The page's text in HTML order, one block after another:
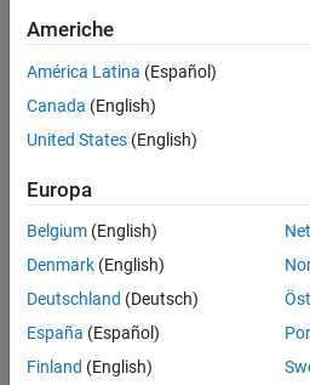
File HDF5
File HDF4
File FITS
File con interlacciamento di banda
File CDF
How useful was
Americhe
América Latina (Español)
Canada (English)
United States (English)
Europa
Belgium (English)
Denmark (English)
Deutschland (Deutsch)
España (Español)
Finland (English)
Centro di fiducia
Antipirateria
Stato
© 1994-2026 The MathWorks, Inc.